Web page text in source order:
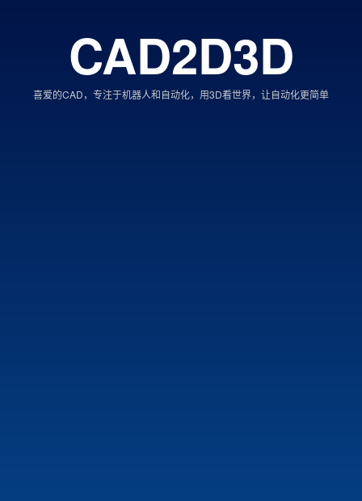
CAD2D3D
喜爱的CAD，专注于机器人和自动化，用3D看世界，让自动化更简单